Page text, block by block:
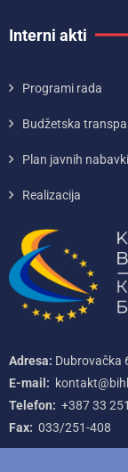
Interni akti
Programi rada
Budžetska
Plan javnih nabavki
Realizacija
Adresa: Dubrovačka
E-mail:
Telefon: +387‌ 33‌
Fax: 033/251-408